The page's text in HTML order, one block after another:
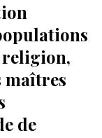
religion,
maîtres
de